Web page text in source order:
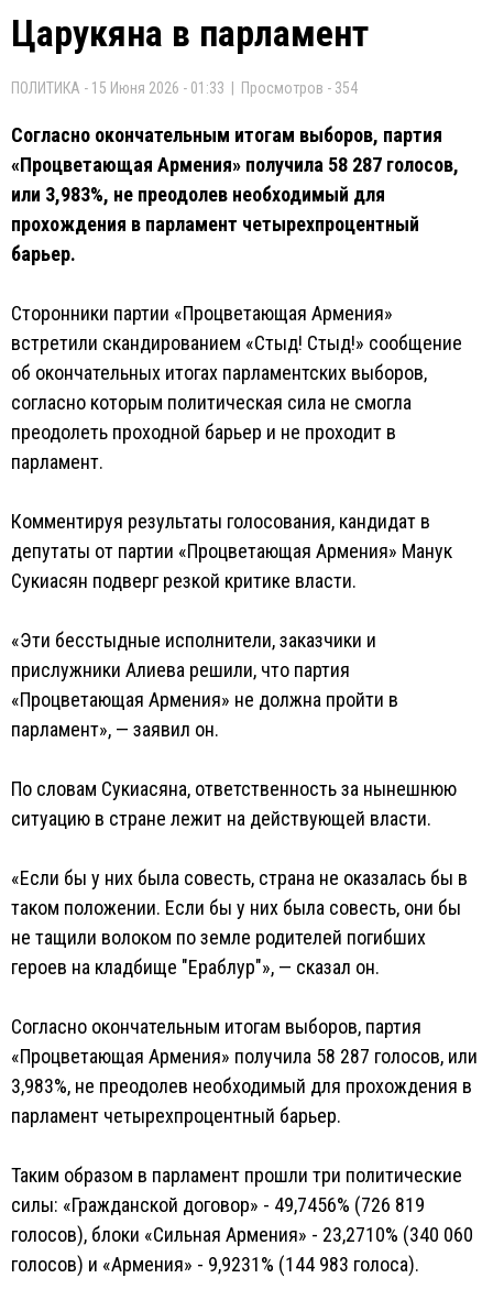
Царукяна в парламент
ПОЛИТИКА - 15 Июня 2026 - 01:33 | Просмотров - 354
Согласно окончательным итогам выборов, партия
«Процветающая Армения» получила 58 287 голосов,
или 3,983%, не преодолев необходимый для
прохождения в парламент четырехпроцентный
барьер.
Сторонники партии «Процветающая Армения»
встретили скандированием «Стыд! Стыд!» сообщение
об окончательных итогах парламентских выборов,
согласно которым политическая сила не смогла
преодолеть проходной барьер и не проходит в
парламент.
Комментируя результаты голосования, кандидат в
депутаты от партии «Процветающая Армения» Манук
Сукиасян подверг резкой критике власти.
«Эти бесстыдные исполнители, заказчики и
прислужники Алиева решили, что партия
«Процветающая Армения» не должна пройти в
парламент», — заявил он.
По словам Сукиасяна, ответственность за нынешнюю
ситуацию в стране лежит на действующей власти.
«Если бы у них была совесть, страна не оказалась бы в
таком положении. Если бы у них была совесть, они бы
не тащили волоком по земле родителей погибших
героев на кладбище "Ераблур"», — сказал он.
Согласно окончательным итогам выборов, партия
«Процветающая Армения» получила 58 287 голосов, или
3,983%, не преодолев необходимый для прохождения в
парламент четырехпроцентный барьер.
Таким образом в парламент прошли три политические
силы: «Гражданской договор» - 49,7456% (726 819
голосов), блоки «Сильная Армения» - 23,2710% (340 060
голосов) и «Армения» - 9,9231% (144 983 голоса).